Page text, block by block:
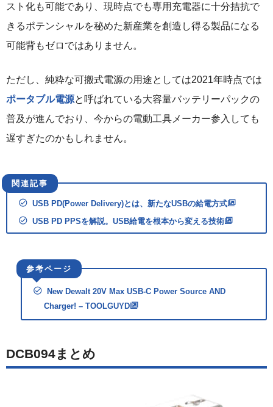
スト化も可能であり、現時点でも専用充電器に十分拮抗で
きるポテンシャルを秘めた新産業を創造し得る製品になる
可能背もゼロではありません。
ただし、純粋な可搬式電源の用途としては2021年時点では
ポータブル電源と呼ばれている大容量バッテリーパックの
普及が進んでおり、今からの電動工具メーカー参入しても
遅すぎたのかもしれません。
USB PD(Power Delivery)とは、新たなUSBの給電方式
USB PD PPSを解説。USB給電を根本から変える技術
New Dewalt 20V Max USB-C Power Source AND
Charger! – TOOLGUYD
DCB094まとめ